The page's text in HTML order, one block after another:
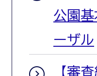
公園
ーザル
【審